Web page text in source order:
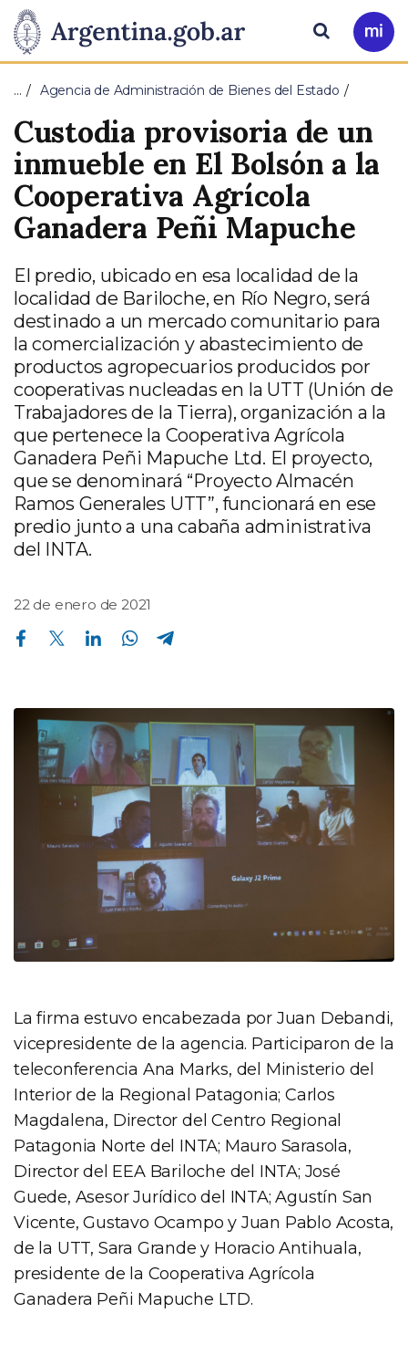
Presidencia
de
la
Nación
Pasar al contenido principal
Ir
a
Buscar
… Agencia de Administración de Bienes del Estado
Custodia provisoria de un
inmueble en El Bolsón a la
Cooperativa Agrícola
Ganadera Peñi Mapuche
El predio, ubicado en esa localidad de la
localidad de Bariloche, en Río Negro, será
destinado a un mercado comunitario para
la comercialización y abastecimiento de
productos agropecuarios producidos por
cooperativas nucleadas en la UTT (Unión de
Trabajadores de la Tierra), organización a la
que pertenece la Cooperativa Agrícola
Ganadera Peñi Mapuche Ltd. El proyecto,
que se denominará “Proyecto Almacén
Ramos Generales UTT”, funcionará en ese
predio junto a una cabaña administrativa
del INTA.
22 de enero de 2021
Compartir en Facebook Compartir en Twitter Compartir en Linkedin Compartir en Whatsapp
La firma estuvo encabezada por Juan Debandi,
vicepresidente de la agencia. Participaron de la
teleconferencia Ana Marks, del Ministerio del
Interior de la Regional Patagonia; Carlos
Magdalena, Director del Centro Regional
Patagonia Norte del INTA; Mauro Sarasola,
Director del EEA Bariloche del INTA; José
Guede, Asesor Jurídico del INTA; Agustín San
Vicente, Gustavo Ocampo y Juan Pablo Acosta,
de la UTT, Sara Grande y Horacio Antihuala,
presidente de la Cooperativa Agrícola
Ganadera Peñi Mapuche LTD.